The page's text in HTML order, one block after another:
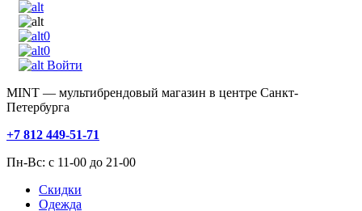
0
0
Войти
MINT — мультибрендовый магазин в центре Санкт-
Петербурга
+7 812 449-51-71
Пн-Вс: с 11-00 до 21-00
Скидки
Одежда